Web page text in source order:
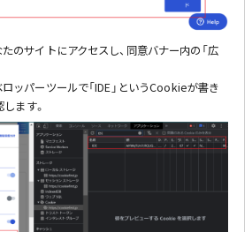
サイトにアクセスし、同意バナー内の「広
ッパーツールで「IDE」というCookieが書き
ます。